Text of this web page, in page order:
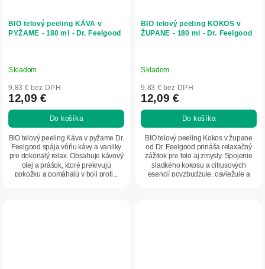
BIO telový peeling KÁVA v
PYŽAME - 180 ml - Dr. Feelgood
Skladom
9,83 € bez DPH
12,09 €
Do košíka
BIO telový peeling Káva v pyžame Dr.
Feelgood spája vôňu kávy a vanilky
pre dokonalý relax. Obsahuje kávový
olej a prášok, ktoré prekrvujú
pokožku a pomáhajú v boji proti...
BIO telový peeling KOKOS v
ŽUPANE - 180 ml - Dr. Feelgood
Skladom
9,83 € bez DPH
12,09 €
Do košíka
BIO telový peeling Kokos v župane
od Dr. Feelgood prináša relaxačný
zážitok pre telo aj zmysly. Spojenie
sladkého kokosu a citrusových
esencií povzbudzuje, osviežuje a